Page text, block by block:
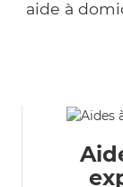
aide à